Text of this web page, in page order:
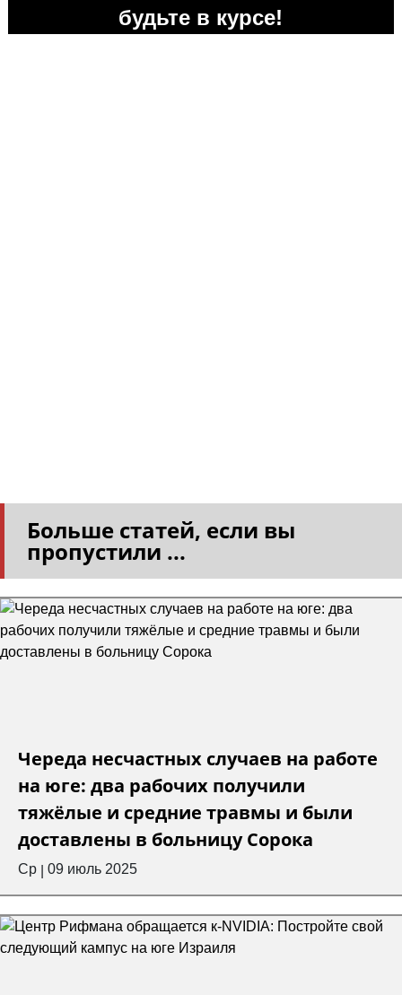
будьте в курсе!
Больше статей, если вы
пропустили ...
Череда несчастных случаев на работе
на юге: два рабочих получили
тяжёлые и средние травмы и были
доставлены в больницу Сорока
Ср 09 июль 2025